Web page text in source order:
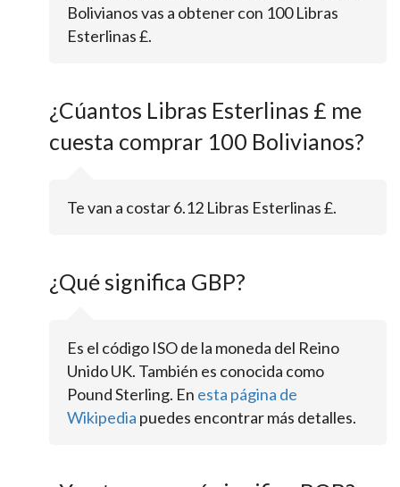
Bolivianos vas a obtener con 100 Libras
Esterlinas £.
¿Cúantos Libras Esterlinas £ me
cuesta comprar 100 Bolivianos?
Te van a costar 6.12 Libras Esterlinas £.
¿Qué significa GBP?
Es el código ISO de la moneda del Reino
Unido UK. También es conocida como
Pound Sterling. En esta página de
Wikipedia puedes encontrar más detalles.